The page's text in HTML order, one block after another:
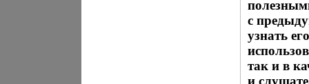
с
узнать
так и в
и